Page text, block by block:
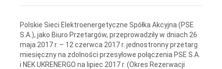
Polskie Sieci Elektroenergetyczne Spółka Akcyjna (PSE
S.A.), jako Biuro Przetargów, przeprowadziły w dniach 26
maja 2017 r. – 12 czerwca 2017 r. jednostronny przetarg
miesięczny na zdolności przesyłowe połączenia PSE S.A.
i NEK UKRENERGO na lipiec 2017 r. (Okres Rezerwacji